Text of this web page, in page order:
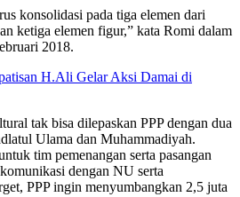
konsolidasi pada tiga elemen dari
ketiga elemen figur,” kata Romi dalam
2018.
H.Ali Gelar Aksi Damai di
tak bisa dilepaskan PPP dengan dua
Ulama dan Muhammadiyah.
tim pemenangan serta pasangan
dengan NU serta
PPP ingin menyumbangkan 2,5 juta